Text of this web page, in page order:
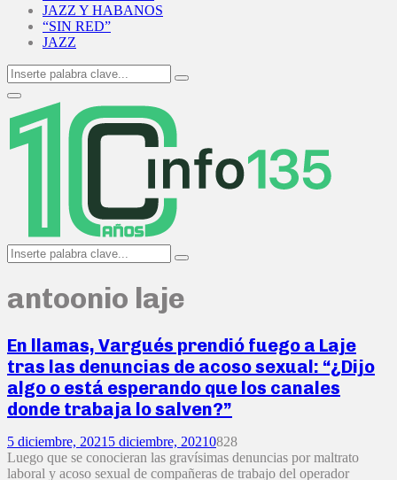
JAZZ Y HABANOS
“SIN RED”
JAZZ
Search
for:
Search
Primary
Menu
Search
for:
Search
antoonio laje
En llamas, Vargués prendió fuego a Laje
tras las denuncias de acoso sexual: “¿Dijo
algo o está esperando que los canales
donde trabaja lo salven?”
5 diciembre, 2021 5 diciembre, 20210828
Luego que se conocieran las gravísimas denuncias por maltrato
laboral y acoso sexual de compañeras de trabajo del operador